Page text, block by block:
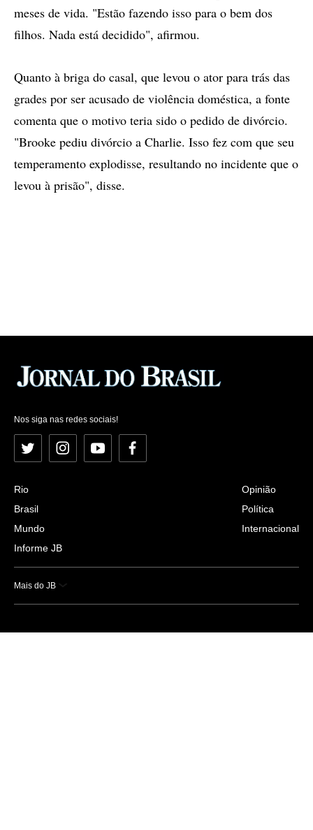
meses de vida. "Estão fazendo isso para o bem dos
filhos. Nada está decidido", afirmou.
Quanto à briga do casal, que levou o ator para trás das
grades por ser acusado de violência doméstica, a fonte
comenta que o motivo teria sido o pedido de divórcio.
"Brooke pediu divórcio a Charlie. Isso fez com que seu
temperamento explodisse, resultando no incidente que o
levou à prisão", disse.
Nos siga nas redes sociais!
Twitter InstagramYouTubeFacebook
Rio
Brasil
Mundo
Informe JB
Opinião
Política
Internacional
Mais do JB
Esportes